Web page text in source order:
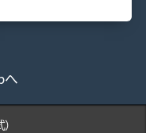
へ